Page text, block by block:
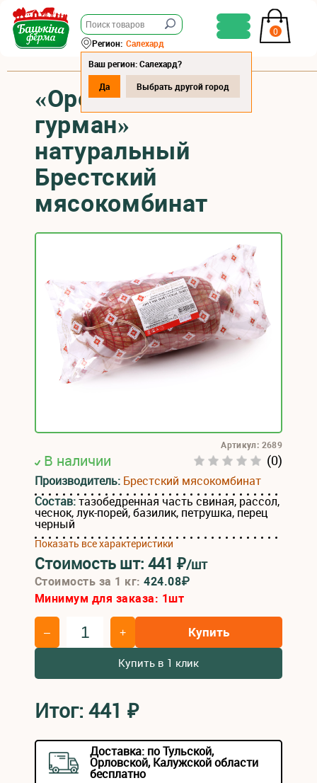
0
Регион: Салехард
Ваш регион: Салехард?
Да
Выбрать другой город
«Орех мясной
гурман»
натуральный
Брестский
мясокомбинат
В наличии (0)
Артикул: 2689
Производитель: Брестский мясокомбинат
Состав:тазобедренная часть свиная, рассол,
чеснок, лук-порей, базилик, петрушка, перец
черный
Показать все характеристики
Стоимость шт: 441 ₽/шт
Стоимость за 1 кг:424.08₽
Минимум для заказа: 1шт
– + Купить
Купить в 1 клик
Итог: 441 ₽
Доставка: по Тульской,
Орловской, Калужской области
бесплатно